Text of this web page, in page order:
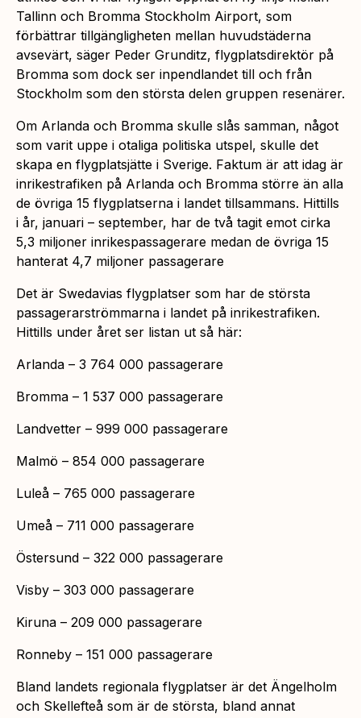
Tallinn och Bromma Stockholm Airport, som
förbättrar tillgängligheten mellan huvudstäderna
avsevärt, säger Peder Grunditz, flygplatsdirektör på
Bromma som dock ser inpendlandet till och från
Stockholm som den största delen gruppen resenärer.
Om Arlanda och Bromma skulle slås samman, något
som varit uppe i otaliga politiska utspel, skulle det
skapa en flygplatsjätte i Sverige. Faktum är att idag är
inrikestrafiken på Arlanda och Bromma större än alla
de övriga 15 flygplatserna i landet tillsammans. Hittills
i år, januari – september, har de två tagit emot cirka
5,3 miljoner inrikespassagerare medan de övriga 15
hanterat 4,7 miljoner passagerare
Det är Swedavias flygplatser som har de största
passagerarströmmarna i landet på inrikestrafiken.
Hittills under året ser listan ut så här:
Arlanda – 3 764 000 passagerare
Bromma – 1 537 000 passagerare
Landvetter – 999 000 passagerare
Malmö – 854 000 passagerare
Luleå – 765 000 passagerare
Umeå – 711 000 passagerare
Östersund – 322 000 passagerare
Visby – 303 000 passagerare
Kiruna – 209 000 passagerare
Ronneby – 151 000 passagerare
Bland landets regionala flygplatser är det Ängelholm
och Skellefteå som är de största, bland annat